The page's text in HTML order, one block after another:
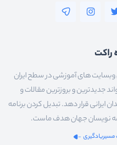
راکت
وبسایت های آموزشی در سطح ایران
جدیدترین و بروزترین مقالات و
ایرانی قرار دهد. تبدیل کردن برنامه
نویسان جهان هدف ماست.